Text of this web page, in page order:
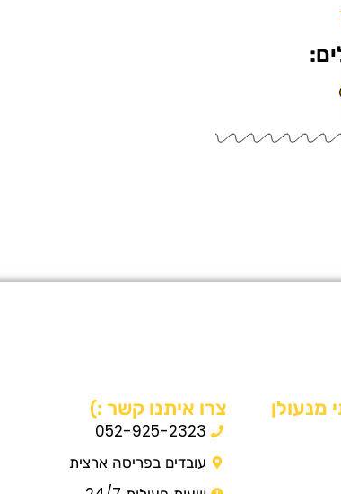
מנעולן צרו איתנו קשר :)
052-925-2323
עובדים בפריסה ארצית